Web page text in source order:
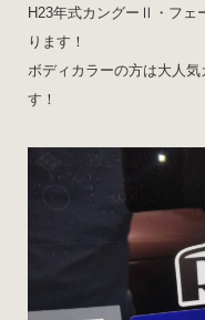
H23年式カングーⅡ・フェ
ります！
ボディカラーの方は大人
す！